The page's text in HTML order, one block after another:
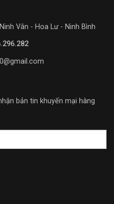
Vân - Hoa Lư - Ninh Bình
bản tin khuyến mại hàng